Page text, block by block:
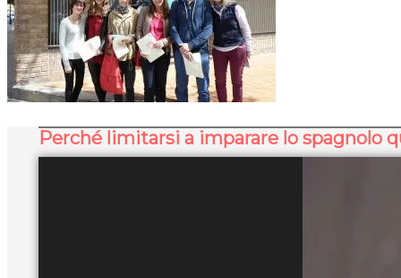
Perché limitarsi a imparare lo spagnolo